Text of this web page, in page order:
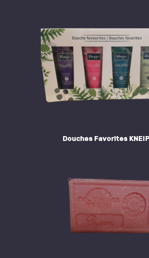
Douches Favorites